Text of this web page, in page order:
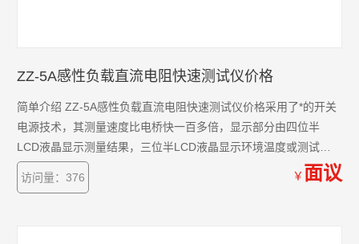
ZZ-5A感性负载直流电阻快速测试仪价格
简单介绍 ZZ-5A感性负载直流电阻快速测试仪价格采用了*的开关
电源技术，其测量速度比电桥快一百多倍，显示部分由四位半
LCD液晶显示测量结果，三位半LCD液晶显示环境温度或测试电
流值，克服了其它同类产品由LED显示值在阳光下不便读数的缺
点，同时具备了自动消弧功能。该直流电阻快速测试仪具有测速
访问量：376 ￥ 面议